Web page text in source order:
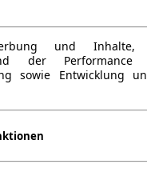
und Inhalte,
der
sowie Entwicklung